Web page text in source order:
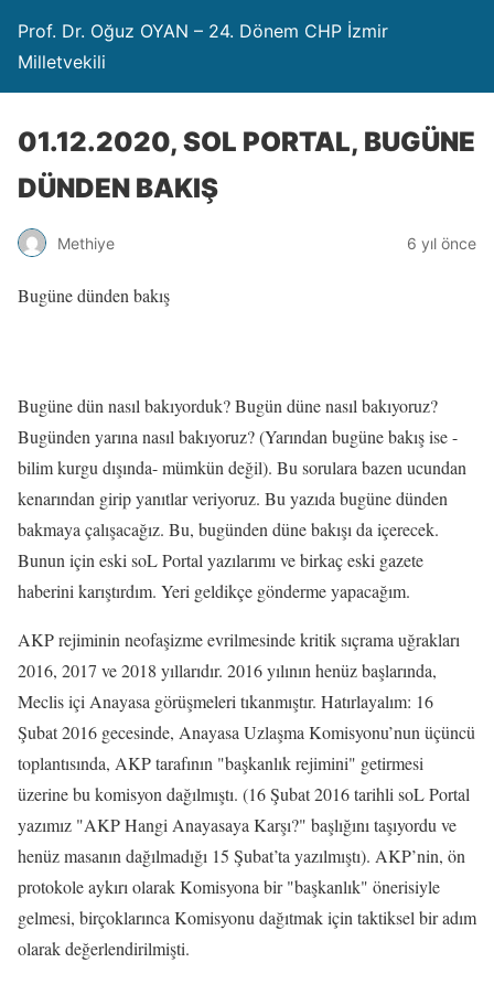
Prof. Dr. Oğuz OYAN – 24. Dönem CHP İzmir
Milletvekili
01.12.2020, SOL PORTAL, BUGÜNE
DÜNDEN BAKIŞ
Methiye 6 yıl önce
Bugüne dünden bakış
Bugüne dün nasıl bakıyorduk? Bugün düne nasıl bakıyoruz?
Bugünden yarına nasıl bakıyoruz? (Yarından bugüne bakış ise -
bilim kurgu dışında- mümkün değil). Bu sorulara bazen ucundan
kenarından girip yanıtlar veriyoruz. Bu yazıda bugüne dünden
bakmaya çalışacağız. Bu, bugünden düne bakışı da içerecek.
Bunun için eski soL Portal yazılarımı ve birkaç eski gazete
haberini karıştırdım. Yeri geldikçe gönderme yapacağım.
AKP rejiminin neofaşizme evrilmesinde kritik sıçrama uğrakları
2016, 2017 ve 2018 yıllarıdır. 2016 yılının henüz başlarında,
Meclis içi Anayasa görüşmeleri tıkanmıştır. Hatırlayalım: 16
Şubat 2016 gecesinde, Anayasa Uzlaşma Komisyonu’nun üçüncü
toplantısında, AKP tarafının "başkanlık rejimini" getirmesi
üzerine bu komisyon dağılmıştı. (16 Şubat 2016 tarihli soL Portal
yazımız "AKP Hangi Anayasaya Karşı?" başlığını taşıyordu ve
henüz masanın dağılmadığı 15 Şubat’ta yazılmıştı). AKP’nin, ön
protokole aykırı olarak Komisyona bir "başkanlık" önerisiyle
gelmesi, birçoklarınca Komisyonu dağıtmak için taktiksel bir adım
olarak değerlendirilmişti.